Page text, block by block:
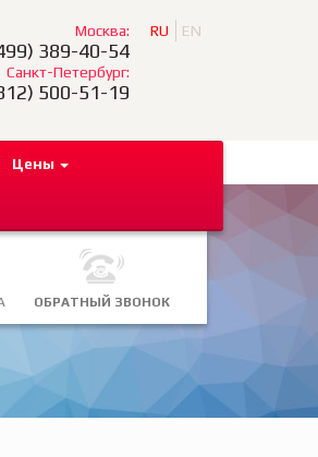
Москва:
389-40-54
Санкт-Петербург:
500-51-19
RU EN
Цены
ОБРАТНЫЙ ЗВОНОК